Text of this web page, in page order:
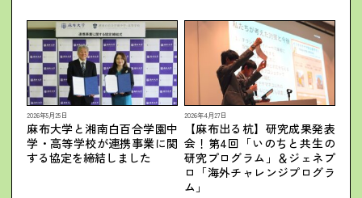
2026年5月25日
麻布大学と湘南白百合学園中
学・高等学校が連携事業に関
する協定を締結しました
2026年4月27日
【麻布出る杭】研究成果発表
会！第4回「いのちと共生の
研究プログラム」＆ジェネプ
ロ「海外チャレンジプログラ
ム」